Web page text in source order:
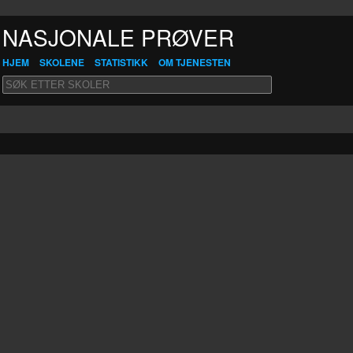
NASJONALE PRØVER
HJEM SKOLENE STATISTIKK OM TJENESTEN